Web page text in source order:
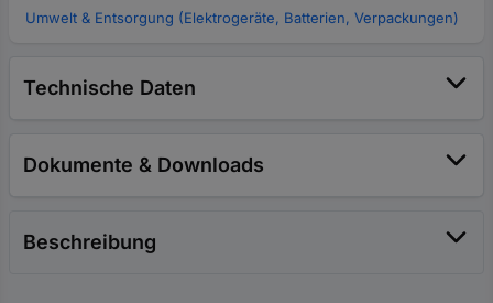
Umwelt & Entsorgung (Elektrogeräte, Batterien, Verpackungen)
Technische Daten
Dokumente & Downloads
Beschreibung